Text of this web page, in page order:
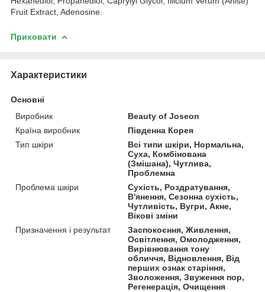
Fruit Extract, Adenosine.
Приховати
Характеристики
Основні
Виробник
Beauty of Joseon
Країна виробник
Південна Корея
Тип шкіри
Всі типи шкіри, Нормальна,
Суха, Комбінована
(Змішана), Чутлива,
Проблемна
Проблема шкіри
Сухість, Роздратування,
В'янення, Сезонна сухість,
Чутливість, Вугри, Акне,
Вікові зміни
Призначення і результат
Заспокоєння, Живлення,
Освітлення, Омолодження,
Вирівнювання тону
обличчя, Відновлення, Від
перших ознак старіння,
Зволоження, Звуження пор,
Регенерація, Очищення